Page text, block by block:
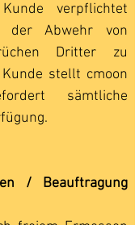
verpflichtet
der Abwehr von
Dritter zu
stellt cmoon
sämtliche
/ Beauftragung